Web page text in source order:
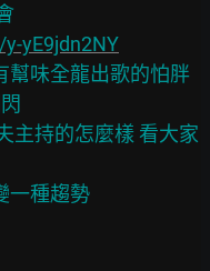
yE9jdn2NY
幫味全龍出歌的怕胖
主持的怎麼樣 看大家